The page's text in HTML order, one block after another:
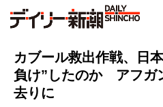
カブール救出作戦、日
負け”したのか アフガ
去りに